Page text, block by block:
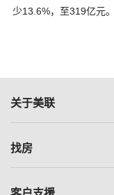
少13.6%，至319亿元。
关于美联
美联集团
找房
一手新房